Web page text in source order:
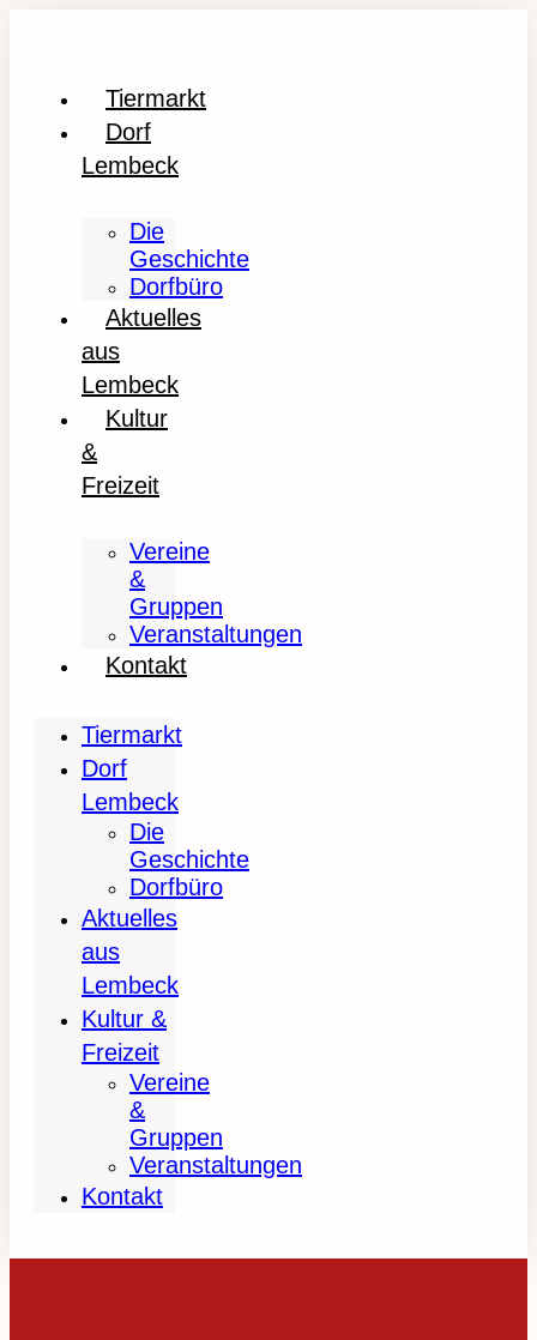
Tiermarkt
Dorf
Lembeck
Die
Geschichte
Dorfbüro
Aktuelles
aus
Lembeck
Kultur
&
Freizeit
Vereine
&
Gruppen
Veranstaltungen
Kontakt
Tiermarkt
Dorf
Lembeck
Die
Geschichte
Dorfbüro
Aktuelles
aus
Lembeck
Kultur &
Freizeit
Vereine
&
Gruppen
Veranstaltungen
Kontakt